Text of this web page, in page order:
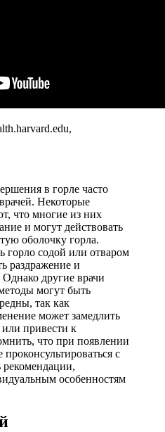
в горле часто
Некоторые
что многие из них
и могут действовать
оболочку горла.
горло содой или отваром
раздражение и
другие врачи
могут быть
так как
может замедлить
привести к
что при появлении
с
особенностям